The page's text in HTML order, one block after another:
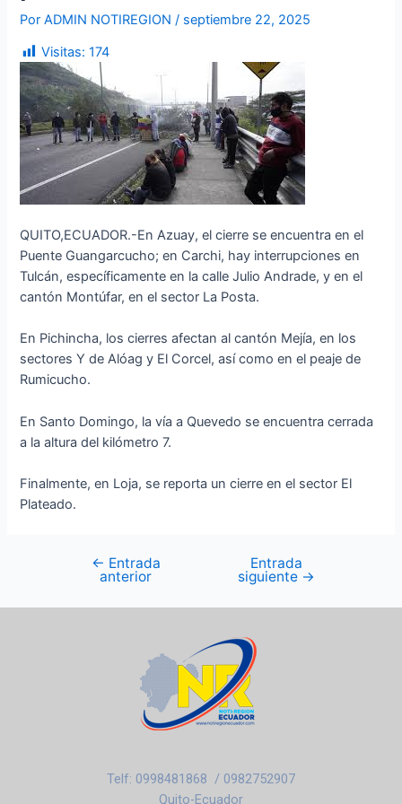
PorADMIN NOTIREGION/ septiembre 22, 2025
Visitas: 174
QUITO,ECUADOR.-En Azuay, el cierre se encuentra en el
Puente Guangarcucho; en Carchi, hay interrupciones en
Tulcán, específicamente en la calle Julio Andrade, y en el
cantón Montúfar, en el sector La Posta.
En Pichincha, los cierres afectan al cantón Mejía, en los
sectores Y de Alóag y El Corcel, así como en el peaje de
Rumicucho.
En Santo Domingo, la vía a Quevedo se encuentra cerrada
a la altura del kilómetro 7.
Finalmente, en Loja, se reporta un cierre en el sector El
Plateado.
← Entrada
anterior
Entrada
siguiente →
Telf: 0998481868 / 0982752907
Quito-Ecuador